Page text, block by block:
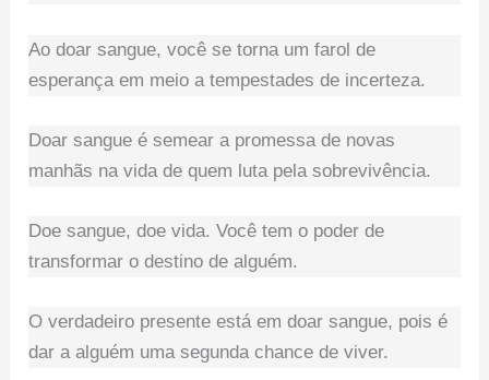
Ao doar sangue, você se torna um farol de
esperança em meio a tempestades de incerteza.
Doar sangue é semear a promessa de novas
manhãs na vida de quem luta pela sobrevivência.
Doe sangue, doe vida. Você tem o poder de
transformar o destino de alguém.
O verdadeiro presente está em doar sangue, pois é
dar a alguém uma segunda chance de viver.